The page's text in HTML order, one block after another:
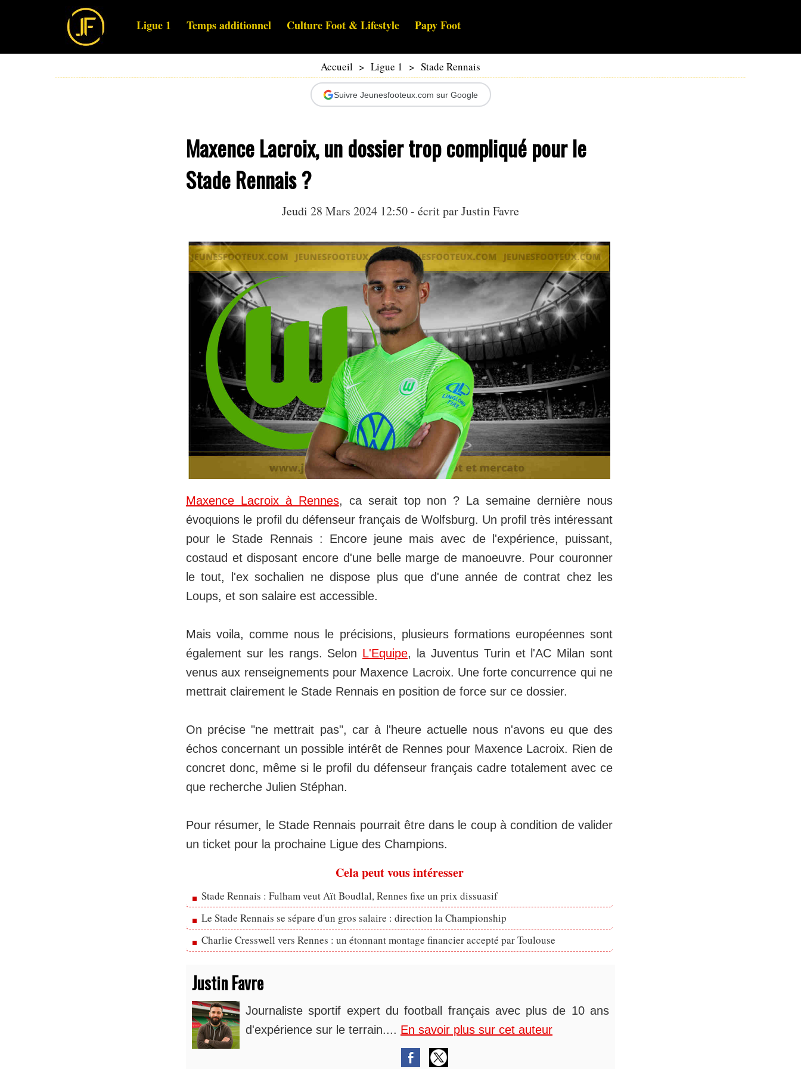
Ligue 1 Temps additionnel Culture Foot & Lifestyle Papy Foot
Accueil > Ligue 1 > Stade Rennais
Suivre Jeunesfooteux.com sur Google
Maxence Lacroix, un dossier trop compliqué pour le
Stade Rennais ?
Jeudi 28 Mars 2024 12:50 - écrit parJustin Favre
Maxence Lacroix à Rennes, ca serait top non ? La semaine dernière nous
évoquions le profil du défenseur français de Wolfsburg. Un profil très intéressant
pour le Stade Rennais : Encore jeune mais avec de l'expérience, puissant,
costaud et disposant encore d'une belle marge de manoeuvre. Pour couronner
le tout, l'ex sochalien ne dispose plus que d'une année de contrat chez les
Loups, et son salaire est accessible.
Mais voila, comme nous le précisions, plusieurs formations européennes sont
également sur les rangs. Selon L'Equipe, la Juventus Turin et l'AC Milan sont
venus aux renseignements pour Maxence Lacroix. Une forte concurrence qui ne
mettrait clairement le Stade Rennais en position de force sur ce dossier.
On précise "ne mettrait pas", car à l'heure actuelle nous n'avons eu que des
échos concernant un possible intérêt de Rennes pour Maxence Lacroix. Rien de
concret donc, même si le profil du défenseur français cadre totalement avec ce
que recherche Julien Stéphan.
Pour résumer, le Stade Rennais pourrait être dans le coup à condition de valider
un ticket pour la prochaine Ligue des Champions.
Cela peut vous intéresser
Stade Rennais : Fulham veut Aït Boudlal, Rennes fixe un prix dissuasif
Le Stade Rennais se sépare d'un gros salaire : direction la Championship
Charlie Cresswell vers Rennes : un étonnant montage financier accepté par Toulouse
Justin Favre
Journaliste sportif expert du football français avec plus de 10 ans
d'expérience sur le terrain.... En savoir plus sur cet auteur